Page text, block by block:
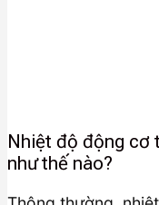
Nhiệt độ động cơ
như thế nào?